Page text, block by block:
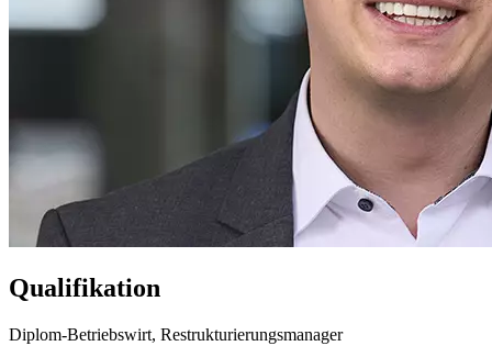
Qualifikation
Diplom-Betriebswirt, Restrukturierungsmanager